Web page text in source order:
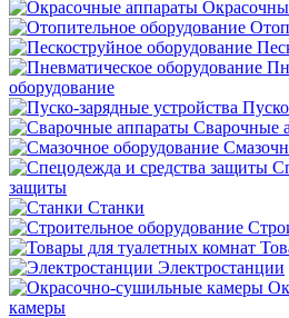
оборудование
Сварочные
защиты
Станки
Электростанции
камеры